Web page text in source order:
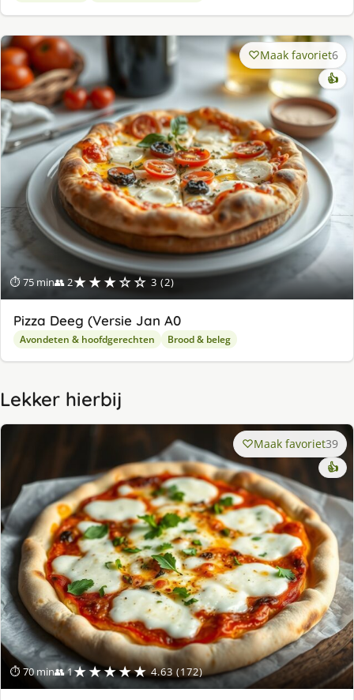
⏱ 75 min👥 2★★★☆☆ 3 (2)
Maak favoriet6
👍
Pizza Deeg (Versie Jan A0
Avondeten & hoofdgerechten Brood & beleg
Lekker hierbij
⏱ 70 min👥 1★★★★★ 4.63 (172)
Maak favoriet39
👍